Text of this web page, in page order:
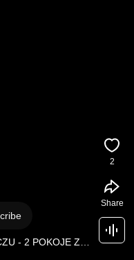
- 2 POKOJE Z
2
Share